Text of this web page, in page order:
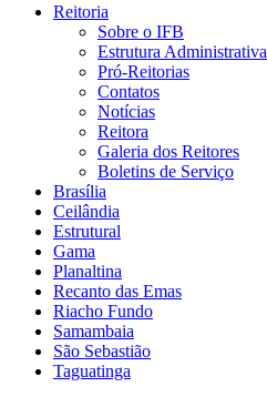
Reitoria
Sobre o IFB
Estrutura Administrativa
Pró-Reitorias
Contatos
Notícias
Reitora
Galeria dos Reitores
Boletins de Serviço
Brasília
Ceilândia
Estrutural
Gama
Planaltina
Recanto das Emas
Riacho Fundo
Samambaia
São Sebastião
Taguatinga